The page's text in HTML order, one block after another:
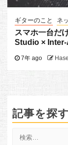
ギターのこと ネ
スマホ一台だ
Studio ×
7年 ago
記事を探す